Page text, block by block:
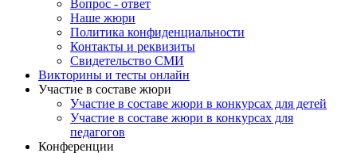
Вопрос - ответ
Наше жюри
Политика конфиденциальности
Контакты и реквизиты
Свидетельство СМИ
Викторины и тесты онлайн
Участие в составе жюри
Участие в составе жюри в конкурсах для детей
Участие в составе жюри в конкурсах для
педагогов
Конференции